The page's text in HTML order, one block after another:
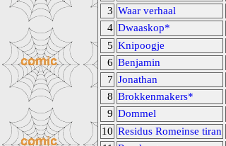
3 Waar verhaal
4 Dwaaskop*
5 Knipoogje
6 Benjamin
7 Jonathan
8 Brokkenmakers*
9 Dommel
10 Residus Romeinse tiran